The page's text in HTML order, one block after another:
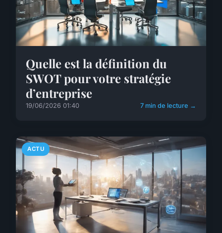
Quelle est la définition du
SWOT pour votre stratégie
d’entreprise
19/06/2026 01:40 7 min de lecture →
ACTU